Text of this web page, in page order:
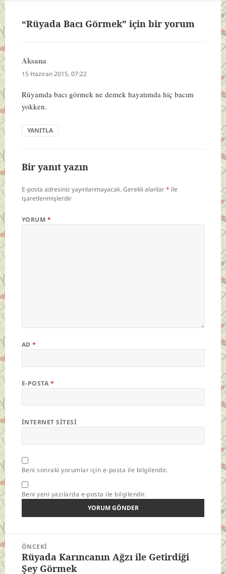
“Rüyada Bacı Görmek” için bir yorum
Aksana
ki:
15 Haziran 2015, 07:22
Rüyamda bacı görmek ne demek hayatımda hiç bacım
yokken.
YANITLA
Bir yanıt yazın
E-posta adresiniz yayınlanmayacak.Gerekli alanlar* ile
işaretlenmişlerdir
YORUM *
AD*
E-POSTA *
İNTERNET SITESI
Beni sonraki yorumlar için e-posta ile bilgilendir.
Beni yeni yazılarda e-posta ile bilgilendir.
Yazı
gezinmesi
ÖNCEKI
Önceki
yazı:
Rüyada Karıncanın Ağzı ile Getirdiği
Şey Görmek